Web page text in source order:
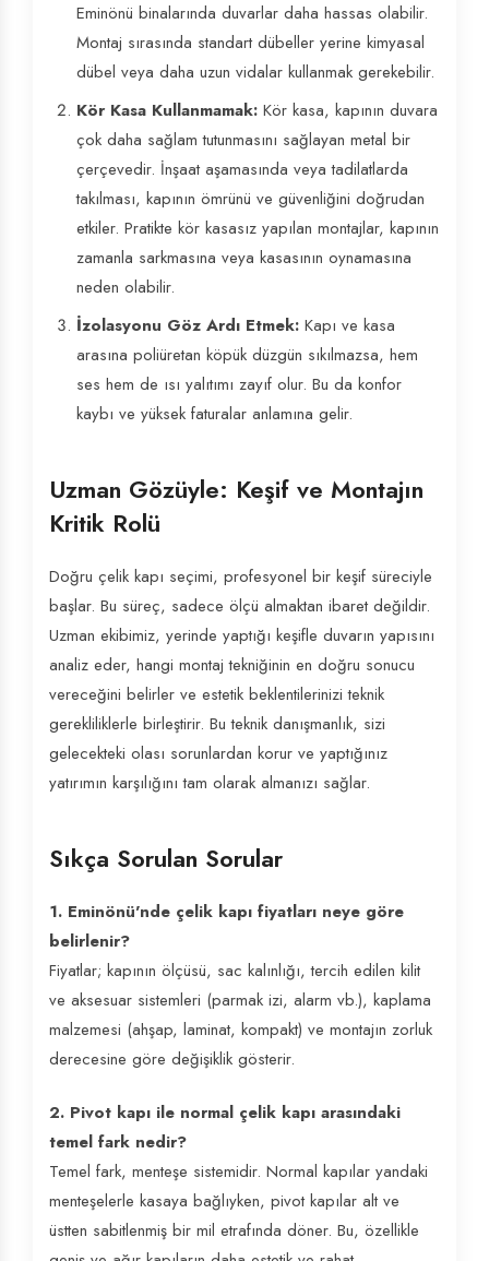
Eminönü binalarında duvarlar daha hassas olabilir.
Montaj sırasında standart dübeller yerine kimyasal
dübel veya daha uzun vidalar kullanmak gerekebilir.
Kör Kasa Kullanmamak: Kör kasa, kapının duvara
çok daha sağlam tutunmasını sağlayan metal bir
çerçevedir. İnşaat aşamasında veya tadilatlarda
takılması, kapının ömrünü ve güvenliğini doğrudan
etkiler. Pratikte kör kasasız yapılan montajlar, kapının
zamanla sarkmasına veya kasasının oynamasına
neden olabilir.
İzolasyonu Göz Ardı Etmek: Kapı ve kasa
arasına poliüretan köpük düzgün sıkılmazsa, hem
ses hem de ısı yalıtımı zayıf olur. Bu da konfor
kaybı ve yüksek faturalar anlamına gelir.
Uzman Gözüyle: Keşif ve Montajın
Kritik Rolü
Doğru çelik kapı seçimi, profesyonel bir keşif süreciyle
başlar. Bu süreç, sadece ölçü almaktan ibaret değildir.
Uzman ekibimiz, yerinde yaptığı keşifle duvarın yapısını
analiz eder, hangi montaj tekniğinin en doğru sonucu
vereceğini belirler ve estetik beklentilerinizi teknik
gerekliliklerle birleştirir. Bu teknik danışmanlık, sizi
gelecekteki olası sorunlardan korur ve yaptığınız
yatırımın karşılığını tam olarak almanızı sağlar.
Sıkça Sorulan Sorular
1. Eminönü'nde çelik kapı fiyatları neye göre
belirlenir?
Fiyatlar; kapının ölçüsü, sac kalınlığı, tercih edilen kilit
ve aksesuar sistemleri (parmak izi, alarm vb.), kaplama
malzemesi (ahşap, laminat, kompakt) ve montajın zorluk
derecesine göre değişiklik gösterir.
2. Pivot kapı ile normal çelik kapı arasındaki
temel fark nedir?
Temel fark, menteşe sistemidir. Normal kapılar yandaki
menteşelerle kasaya bağlıyken, pivot kapılar alt ve
üstten sabitlenmiş bir mil etrafında döner. Bu, özellikle